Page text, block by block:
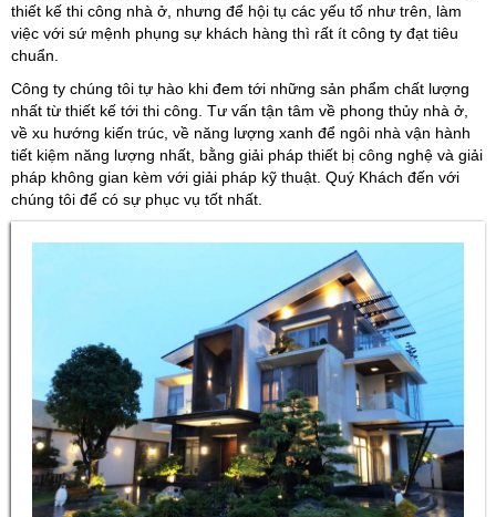
thiết kế thi công nhà ở, nhưng để hội tụ các yếu tố như trên, làm
việc với sứ mệnh phụng sự khách hàng thì rất ít công ty đạt tiêu
chuẩn.
Công ty chúng tôi tự hào khi đem tới những sản phẩm chất lượng
nhất từ thiết kế tới thi công. Tư vấn tận tâm về phong thủy nhà ở,
về xu hướng kiến trúc, về năng lượng xanh để ngôi nhà vận hành
tiết kiệm năng lượng nhất, bằng giải pháp thiết bị công nghệ và giải
pháp không gian kèm với giải pháp kỹ thuật. Quý Khách đến với
chúng tôi để có sự phục vụ tốt nhất.